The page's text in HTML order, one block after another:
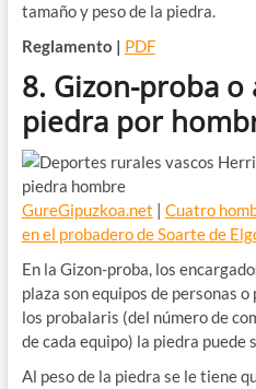
tamaño y peso de la piedra.
Reglamento | PDF
8. Gizon-proba
piedra por
GureGipuzkoa.net | Cuatro
en el probadero de Soarte de
En la Gizon-proba, los
plaza son equipos de personas
los probalaris (del número de
de cada equipo) la piedra puede
Al peso de la piedra se le tiene